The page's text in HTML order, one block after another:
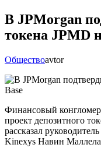
В JPMorgan
токена JPMD
Обществоavtor
Финансовый
проект депозитного
рассказал
Kinexys Навин